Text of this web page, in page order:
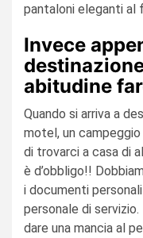
pantaloni eleganti al
Invece
abitudine
Quando si arriva a
motel, un
di trovarci a casa di
è d’obbligo!!
i documenti
personale di
dare una mancia al